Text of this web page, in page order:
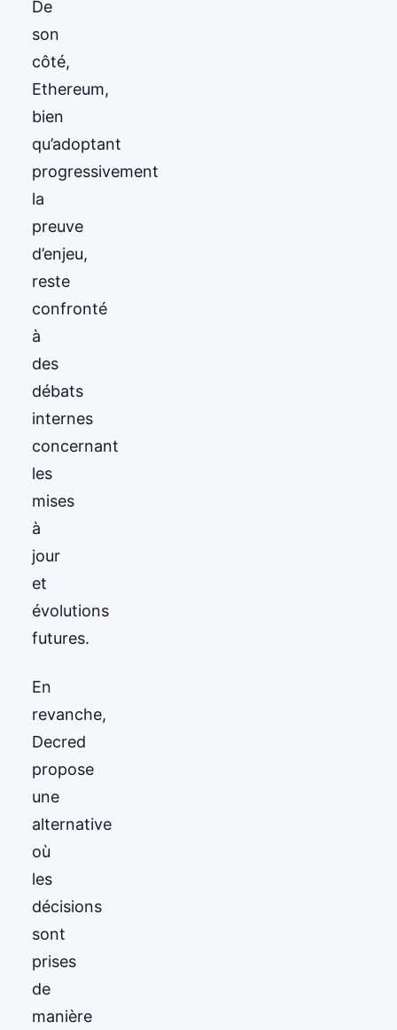
De
son
côté,
Ethereum,
bien
qu’adoptant
progressivement
la
preuve
d’enjeu,
reste
confronté
à
des
débats
internes
concernant
les
mises
à
jour
et
évolutions
futures.
En
revanche,
Decred
propose
une
alternative
où
les
décisions
sont
prises
de
manière